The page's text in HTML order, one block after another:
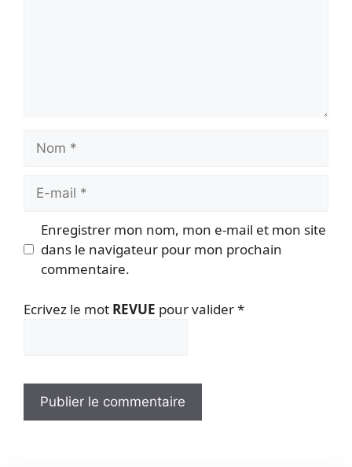
Nom
Enregistrer mon nom, mon e-mail et mon site
dans le navigateur pour mon prochain
commentaire.
Ecrivez le mot REVUE pour valider*